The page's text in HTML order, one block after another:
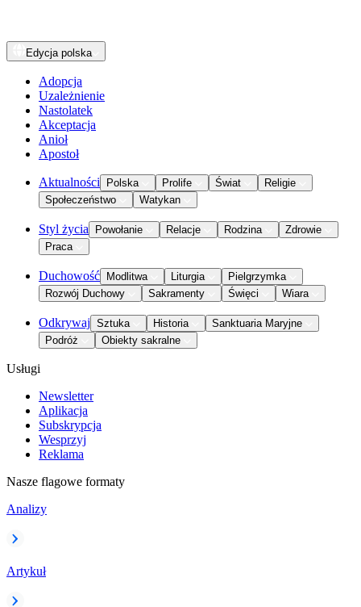
Edycja polska
Adopcja
Uzależnienie
Nastolatek
Akceptacja
Anioł
Apostoł
Aktualności Polska Prolife Świat
Religie
Społeczeństwo
Watykan
Styl życia Powołanie Relacje Rodzina
Zdrowie
Praca
Duchowość Modlitwa Liturgia
Pielgrzymka
Rozwój Duchowy
Sakramenty Święci Wiara
Odkrywaj Sztuka Historia
Sanktuaria Maryjne
Podróż
Obiekty sakralne
Usługi
Newsletter
Aplikacja
Subskrypcja
Wesprzyj
Reklama
Nasze flagowe formaty
Analizy
Artykuł